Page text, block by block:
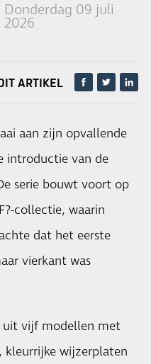
Donderdag 09 juli
2026
ARTIKEL
aan zijn opvallende
introductie van de
serie bouwt voort op
collectie, waarin
dat het eerste
vierkant was
uit vijf modellen met
kleurrijke wijzerplaten